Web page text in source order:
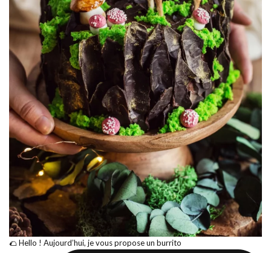
🌮 Hello ! Aujourd’hui, je vous propose un burrito